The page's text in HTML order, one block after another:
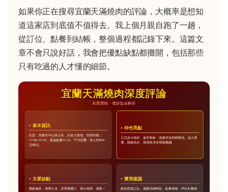
如果你正在搜尋宜蘭天滿燒肉的評論，大概率是想知
道這家店到底值不值得去。我上個月親自跑了一趟，
從訂位、點餐到結帳，整個過程都記錄下來。這篇文
章不會只說好話，我會把優點缺點都攤開，包括那些
只有吃過的人才懂的細節。